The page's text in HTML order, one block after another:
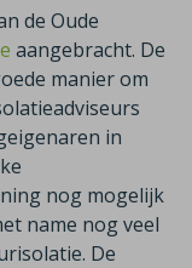
de Oude
aangebracht. De
manier om
in
nog mogelijk
name nog veel
De